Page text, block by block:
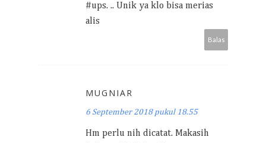
#ups. .. Unik ya klo bisa merias
alis
Balas
MUGNIAR
6 September 2018 pukul 18.55
Hm perlu nih dicatat. Makasih